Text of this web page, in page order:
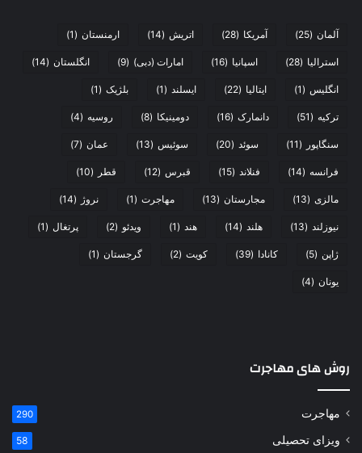
آلمان (25) آمریکا (28) اتریش (14) ارمنستان (1)
استرالیا (28) اسپانیا (16) امارات (دبی) (9) انگلستان (14)
انگلیس (1) ایتالیا (22) ایسلند (1) بلژیک (1)
ترکیه (51) دانمارک (16) دومینیکا (8) روسیه (4)
سنگاپور (11) سوئد (20) سوئیس (13) عمان (7)
فرانسه (14) فنلاند (15) قبرس (12) قطر (10)
مالزی (13) مجارستان (13) مهاجرت (1) نروژ (14)
نیوزلند (13) هلند (14) هند (1) ویدئو (2) پرتغال (1)
ژاپن (5) کانادا (39) کویت (2) گرجستان (1)
یونان (4)
روش های مهاجرت
مهاجرت 290
ویزای تحصیلی 58